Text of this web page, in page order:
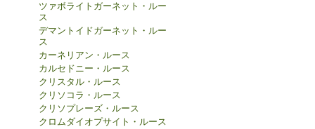
ツァボライトガーネット・ルー
ス
デマントイドガーネット・ルー
ス
カーネリアン・ルース
カルセドニー・ルース
クリスタル・ルース
クリソコラ・ルース
クリソプレーズ・ルース
クロムダイオプサイト・ルース